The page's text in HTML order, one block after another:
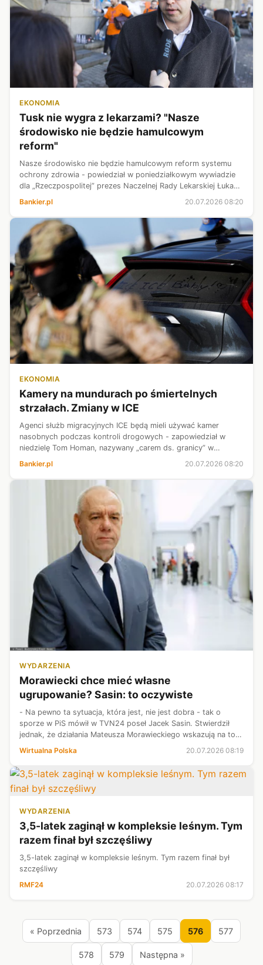
EKONOMIA
Tusk nie wygra z lekarzami? "Nasze
środowisko nie będzie hamulcowym
reform"
Nasze środowisko nie będzie hamulcowym reform systemu
ochrony zdrowia - powiedział w poniedziałkowym wywiadzie
dla „Rzeczpospolitej” prezes Naczelnej Rady Lekarskiej Łukasz
będą korzystne dl...
Bankier.pl 20.07.2026 08:20
EKONOMIA
Kamery na mundurach po śmiertelnych
strzałach. Zmiany w ICE
Agenci służb migracyjnych ICE będą mieli używać kamer
nasobnych podczas kontroli drogowych - zapowiedział w
niedzielę Tom Homan, nazywany „carem ds. granicy” w
czasie funkcjonariusze ICE zastrze...
Bankier.pl 20.07.2026 08:20
WYDARZENIA
Morawiecki chce mieć własne
ugrupowanie? Sasin: to oczywiste
- Na pewno ta sytuacja, która jest, nie jest dobra - tak o
sporze w PiS mówił w TVN24 poseł Jacek Sasin. Stwierdził
jednak, że działania Mateusza Morawieckiego wskazują na to,
że chce budować własną partię. - Ja myślę, że to jest
Wirtualna Polska 20.07.2026 08:19
WYDARZENIA
3,5-latek zaginął w kompleksie leśnym. Tym
razem finał był szczęśliwy
3,5-latek zaginął w kompleksie leśnym. Tym razem finał był
szczęśliwy
RMF24
20.07.2026 08:17
« Poprzednia 573 574 575 576 577
578 579 Następna »